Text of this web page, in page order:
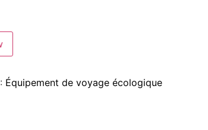
Équipement de voyage écologique